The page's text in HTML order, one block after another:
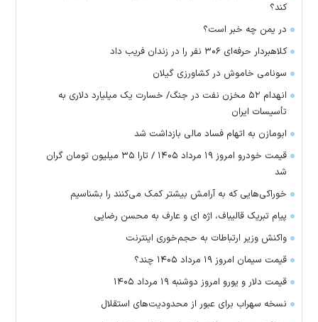
کند؟
در یمن چه خبر است؟
کلاهبردار حرفه‌ای ۳۰۶ نفر را در زندان فریب داد
سونامی خاموش در کشاورزی گیلان
انهدام ۵۲ مخزن نفت در جنگ/ خسارت یک میلیارد دلاری به
تأسیسات ایران
ابومازن به اتهام فساد مالی بازداشت شد
قیمت خودرو امروز ۱۹ مرداد ۱۴۰۵ / تارا ۳۵ میلیون تومان گران
شد
خوراکی‌هایی که به آرامش بیشتر کمک می‌کنند را بشناسیم
پیام تبریک قالیباف، اژه ای و عارف به محسن رضایی
واکنش وزیر ارتباطات به حجم‌خوری اینترنت
قیمت سیمان امروز ۱۹ مرداد ۱۴۰۵ چند؟
قیمت دلار و یورو امروز دوشنبه ۱۹ مرداد ۱۴۰۵
نسخه سهراب برای عبور از محدودیت‌های استقلال